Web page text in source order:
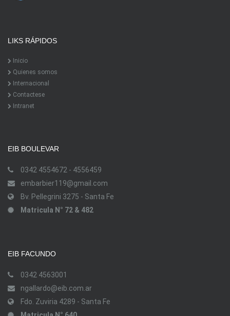
LIKS RÁPIDOS
Inicio
Quienes somos
Internacional
Contactese
Intranet
EIB BOULEVAR
0342 4554672 - 4556459
embarbier119@gmail.com
Bv. Pellegrini 3275 - Santa Fe
Matricula N° 72 & 482
EIB FACUNDO
0342 4563001
ngallardo@eib.com.ar
Fdo. Zuviria 4289 - Santa Fe